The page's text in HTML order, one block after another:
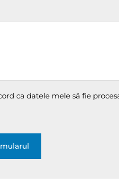
ca datele mele să fie